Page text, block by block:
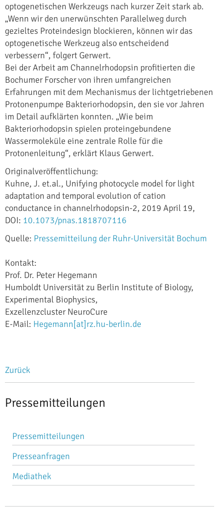
optogenetischen Werkzeugs nach kurzer Zeit stark ab.
„Wenn wir den unerwünschten Parallelweg durch
gezieltes Proteindesign blockieren, können wir das
optogenetische Werkzeug also entscheidend
verbessern“, folgert Gerwert.
Bei der Arbeit am Channelrhodopsin profitierten die
Bochumer Forscher von ihren umfangreichen
Erfahrungen mit dem Mechanismus der lichtgetriebenen
Protonenpumpe Bakteriorhodopsin, den sie vor Jahren
im Detail aufklärten konnten. „Wie beim
Bakteriorhodopsin spielen proteingebundene
Wassermoleküle eine zentrale Rolle für die
Protonenleitung“, erklärt Klaus Gerwert.
Originalveröffentlichung:
Kuhne, J. et.al., Unifying photocycle model for light
adaptation and temporal evolution of cation
conductance in channelrhodopsin-2, 2019 April 19,
DOI: 10.1073/pnas.1818707116
Quelle: Pressemitteilung der Ruhr-Universität Bochum
Kontakt:
Prof. Dr. Peter Hegemann
Humboldt Universität zu Berlin Institute of Biology,
Experimental Biophysics,
Exzellenzcluster NeuroCure
E-Mail: Hegemann[at]rz.hu-berlin.de
Zurück
Pressemitteilungen
Navigation
überspringen
Pressemitteilungen
Presseanfragen
Mediathek